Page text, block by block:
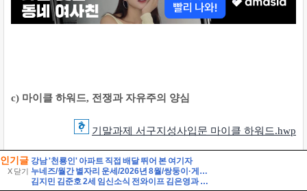
인기글
X 닫기
강남 '천룡인' 아파트 직접 배달 뛰어 본 여기자
누네즈/월간 별자리 운세/2026년 8월/쌍둥이·게·사자·처녀자리
김지민 김준호 2세 임신소식 전와이프 김은영과 자녀는?